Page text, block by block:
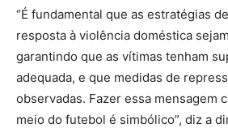
“É fundamental que as estratégias
resposta à violência doméstica
garantindo que as vítimas tenham
adequada, e que medidas de
observadas. Fazer essa mensagem
meio do futebol é simbólico”, diz a